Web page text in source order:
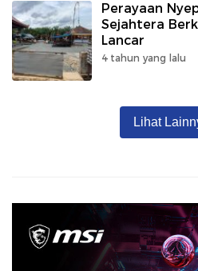
Perayaan
Sejahtera
Lancar
4 tahun yang lalu
Lihat